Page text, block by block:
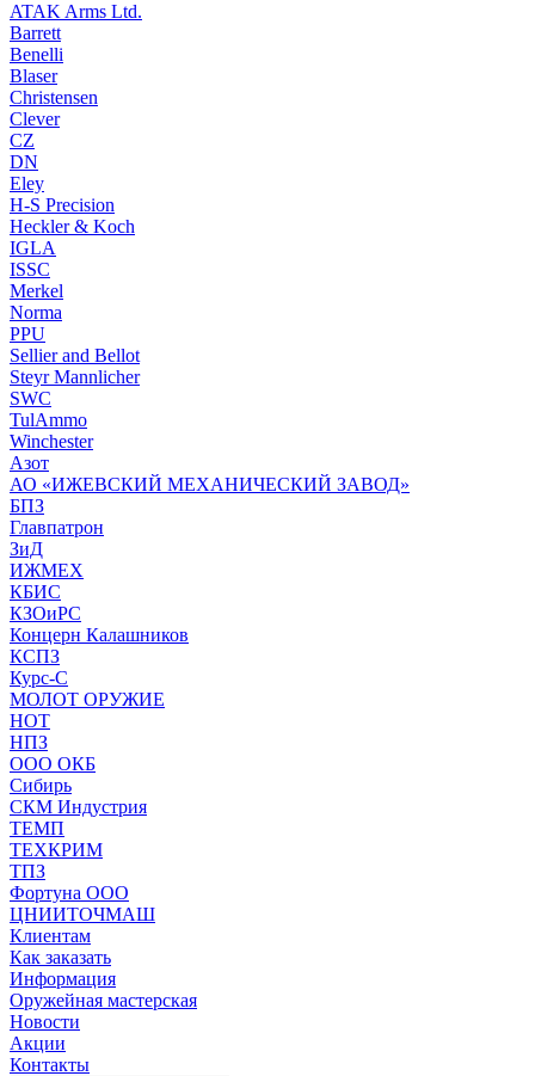
ATAK Arms Ltd.
Barrett
Benelli
Blaser
Christensen
Clever
CZ
DN
Eley
H-S Precision
Heckler & Koch
IGLA
ISSC
Merkel
Norma
PPU
Sellier and Bellot
Steyr Mannlicher
SWC
TulAmmo
Winchester
Азот
АО «ИЖЕВСКИЙ МЕХАНИЧЕСКИЙ ЗАВОД»
БПЗ
Главпатрон
ЗиД
ИЖМЕХ
КБИС
КЗОиРС
Концерн Калашников
КСПЗ
Курс-С
МОЛОТ ОРУЖИЕ
НОТ
НПЗ
ООО ОКБ
Сибирь
СКМ Индустрия
ТЕМП
ТЕХКРИМ
ТПЗ
Фортуна ООО
ЦНИИТОЧМАШ
Клиентам
Как заказать
Информация
Оружейная мастерская
Новости
Акции
Контакты